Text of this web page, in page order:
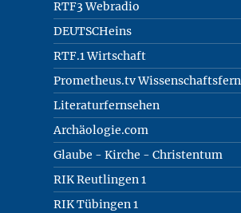
RTF3 Webradio
DEUTSCHeins
RTF.1 Wirtschaft
Prometheus.tv
Literaturfernsehen
Archäologie.com
Glaube - Kirche - Christentum
RIK Reutlingen 1
RIK Tübingen 1